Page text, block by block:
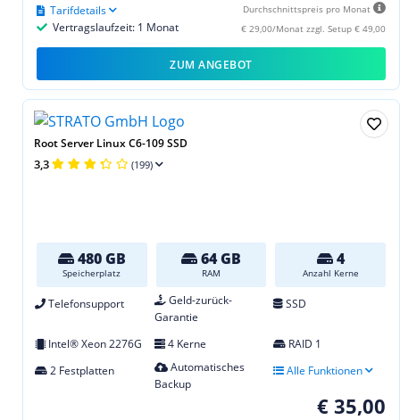
Durchschnittspreis pro Monat
€ 29,00/Monat zzgl. Setup € 49,00
Vertragslaufzeit: 1 Monat
Tarifdetails
ZUM ANGEBOT
Root Server Linux C6-109 SSD
3,3 (199)
480 GB
Speicherplatz
64 GB
RAM
4
Anzahl Kerne
Telefonsupport
Geld-zurück-
Garantie
SSD
Intel® Xeon 2276G 4 Kerne
RAID 1
2 Festplatten
Automatisches
Backup
Alle Funktionen
€ 35,00